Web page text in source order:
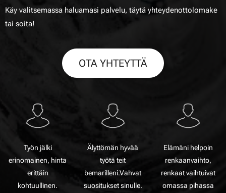
Käy valitsemassa haluamasi palvelu, täytä yhteydenottolomake
tai soita!
OTA YHTEYTTÄ
Työn jälki
erinomainen, hinta
erittäin
kohtuullinen.
Älyttömän hyvää
työtä teit
bemarilleni.Vahvat
suositukset sinulle.
Elämäni helpoin
renkaanvaihto,
renkaat vaihtuivat
omassa pihassa